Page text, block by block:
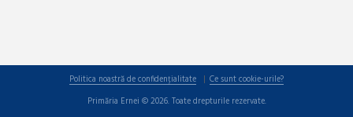
Politica noastră de confidențialitate
Ce sunt cookie-urile?
Primăria Ernei © 2026. Toate drepturile rezervate.